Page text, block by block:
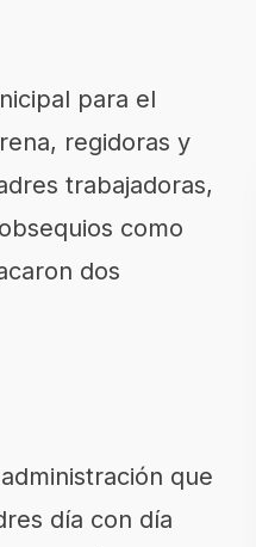
para el
regidoras y
trabajadoras,
como
dos
que
día con día